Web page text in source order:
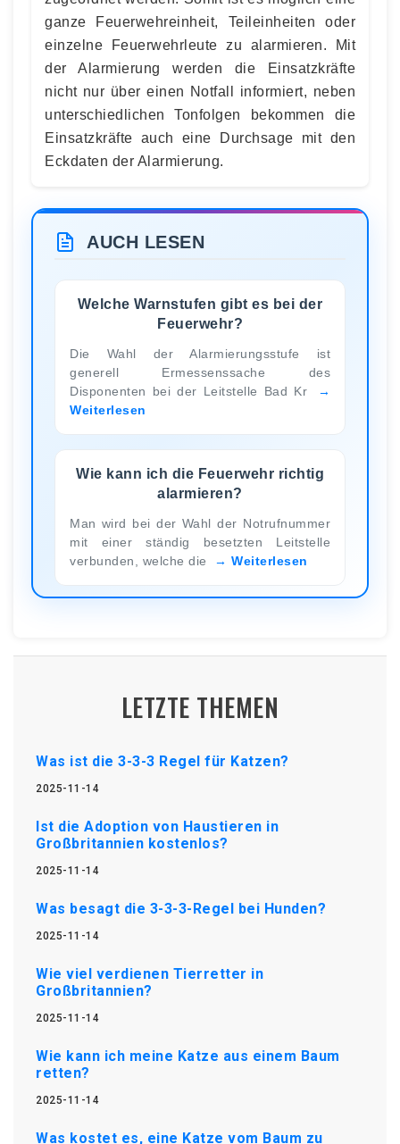
ganze Feuerwehreinheit, Teileinheiten oder
einzelne Feuerwehrleute zu alarmieren. Mit
der Alarmierung werden die Einsatzkräfte
nicht nur über einen Notfall informiert, neben
unterschiedlichen Tonfolgen bekommen die
Einsatzkräfte auch eine Durchsage mit den
Eckdaten der Alarmierung.
AUCH LESEN
Welche Warnstufen gibt es bei der
Feuerwehr?
Die Wahl der Alarmierungsstufe ist
generell Ermessenssache des
Disponenten bei der Leitstelle Bad Kr
Weiterlesen
Wie kann ich die Feuerwehr richtig
alarmieren?
Man wird bei der Wahl der Notrufnummer
mit einer ständig besetzten Leitstelle
verbunden, welche die
Weiterlesen
LETZTE THEMEN
Was ist die 3-3-3 Regel für Katzen?
2025-11-14
Ist die Adoption von Haustieren in
Großbritannien kostenlos?
2025-11-14
Was besagt die 3-3-3-Regel bei Hunden?
2025-11-14
Wie viel verdienen Tierretter in
Großbritannien?
2025-11-14
Wie kann ich meine Katze aus einem Baum
retten?
2025-11-14
Was kostet es, eine Katze vom Baum zu